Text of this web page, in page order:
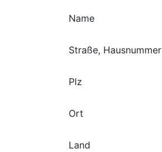
Name
Straße, Hausnummer
Plz
Ort
Land